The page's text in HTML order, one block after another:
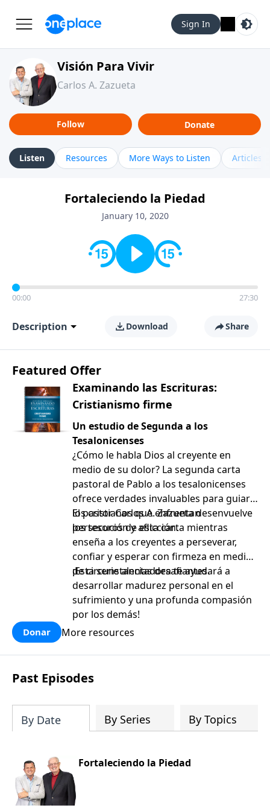
Sign In
Visión Para Vivir
Carlos A. Zazueta
Follow Donate
Listen Resources More Ways to Listen Articles
Fortaleciendo la Piedad
January 10, 2020
00:00 27:30
Description Download Share
Featured Offer
Examinando las Escrituras:
Cristianismo firme
Un estudio de Segunda a los
Tesalonicenses
¿Cómo le habla Dios al creyente en
medio de su dolor? La segunda carta
pastoral de Pablo a los tesalonicenses
ofrece verdades invaluables para guiar a
los cristianos que enfrentan
persecución y aflicción.
El pastor Carlos A. Zazueta desenvuelve
los tesoros de esta carta mientras
enseña a los creyentes a perseverar,
confiar y esperar con firmeza en medio
de circunstancias desafiantes.
¡Esta serie alentadora te ayudará a
desarrollar madurez personal en el
sufrimiento y una profunda compasión
por los demás!
Donar More resources
Past Episodes
By Date By Series By Topics
Fortaleciendo la Piedad